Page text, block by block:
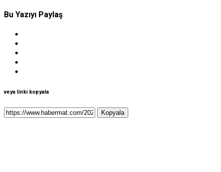
Bu Yazıyı Paylaş
veya linki kopyala
Kopyala